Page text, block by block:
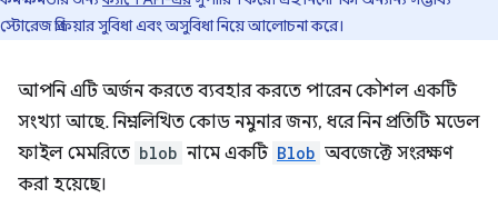
স্টোরেজ প্রক্রিয়ার সুবিধা এবং অসুবিধা নিয়ে আলোচনা করে।
আপনি এটি অর্জন করতে ব্যবহার করতে পারেন কৌশল একটি
সংখ্যা আছে. নিম্নলিখিত কোড নমুনার জন্য, ধরে নিন প্রতিটি মডেল
ফাইল মেমরিতে blob নামে একটি Blob অবজেক্টে সংরক্ষণ
করা হয়েছে।